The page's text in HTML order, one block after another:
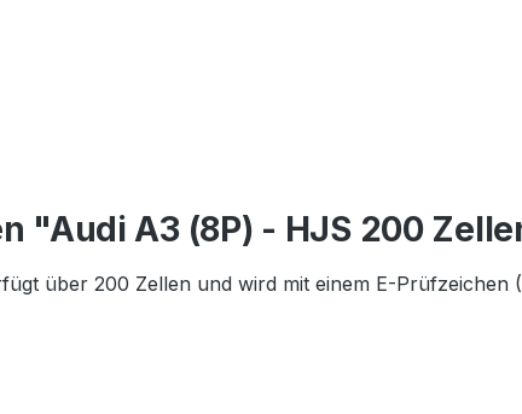
"Audi A3 (8P) - HJS 200
über 200 Zellen und wird mit einem E-